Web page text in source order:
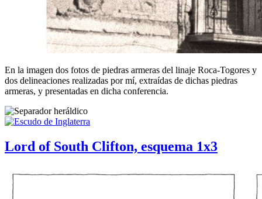
En la imagen dos fotos de piedras armeras del linaje Roca-Togores y
dos delineaciones realizadas por mí, extraídas de dichas piedras
armeras, y presentadas en dicha conferencia.
Lord of South Clifton, esquema 1x3